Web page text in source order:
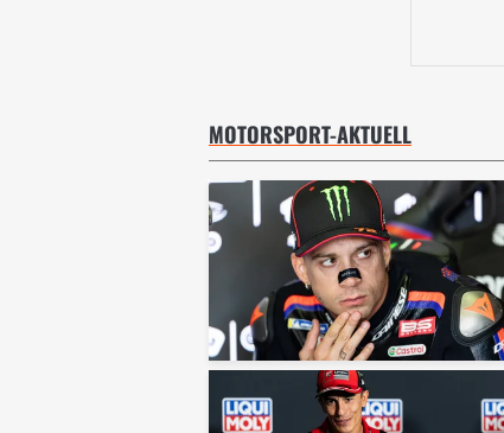
MOTORSPORT-AKTUELL